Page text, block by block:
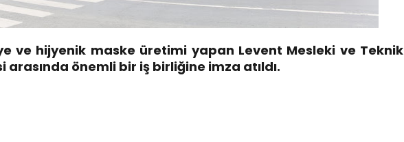
ve hijyenik maske üretimi yapan Levent Mesleki ve Teknik
arasında önemli bir iş birliğine imza atıldı.